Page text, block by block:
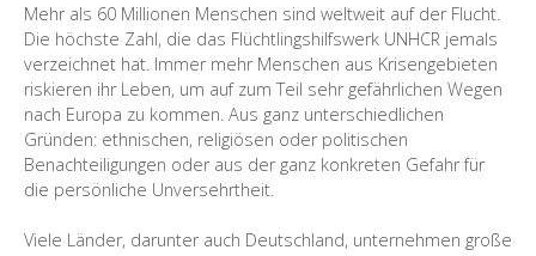
Mehr als 60 Millionen Menschen sind weltweit auf der Flucht.
Die höchste Zahl, die das Flüchtlingshilfswerk UNHCR jemals
verzeichnet hat. Immer mehr Menschen aus Krisengebieten
riskieren ihr Leben, um auf zum Teil sehr gefährlichen Wegen
nach Europa zu kommen. Aus ganz unterschiedlichen
Gründen: ethnischen, religiösen oder politischen
Benachteiligungen oder aus der ganz konkreten Gefahr für
die persönliche Unversehrtheit.
Viele Länder, darunter auch Deutschland, unternehmen große